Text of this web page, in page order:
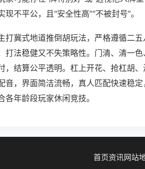
不平公，且“安全性高”“不被封号”。
打冀式地道推倒胡玩法，严格遵循二
打法稳健又不失策略性。门清、清一
，结算公平透明。杠上开花、抢杠胡
音，界面简洁流畅，真人匹配快速稳
各年龄段玩家休闲竞技。
首页资讯网站